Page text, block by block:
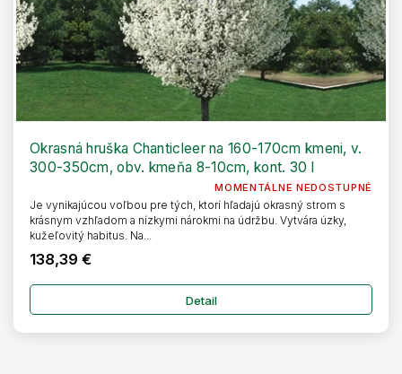
Okrasná hruška Chanticleer na 160-170cm kmeni, v.
300-350cm, obv. kmeňa 8-10cm, kont. 30 l
MOMENTÁLNE NEDOSTUPNÉ
138,39 €
Detail
Je vynikajúcou voľbou pre tých, ktorí hľadajú okrasný strom s
krásnym vzhľadom a nízkymi nárokmi na údržbu. Vytvára úzky,
kužeľovitý habitus. Na...